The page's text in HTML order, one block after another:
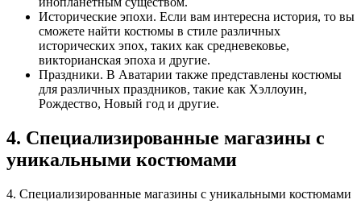
Исторические эпохи. Если вам интересна история, то вы
сможете найти костюмы в стиле различных
исторических эпох, таких как средневековье,
викторианская эпоха и другие.
Праздники. В Аватарии также представлены костюмы
для различных праздников, такие как Хэллоуин,
Рождество, Новый год и другие.
4. Специализированные магазины с
уникальными костюмами
4. Специализированные магазины с уникальными костюмами